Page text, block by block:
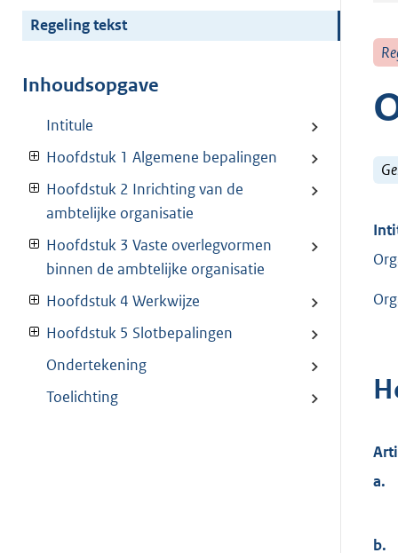
Regeling tekst
Inhoudsopgave
Intitule
Hoofdstuk 1 Algemene bepalingen
Hoofdstuk 2 Inrichting van de
ambtelijke organisatie
Hoofdstuk 3 Vaste overlegvormen
binnen de ambtelijke organisatie
Hoofdstuk 4 Werkwijze
Hoofdstuk 5 Slotbepalingen
Ondertekening
Toelichting
a.
b.